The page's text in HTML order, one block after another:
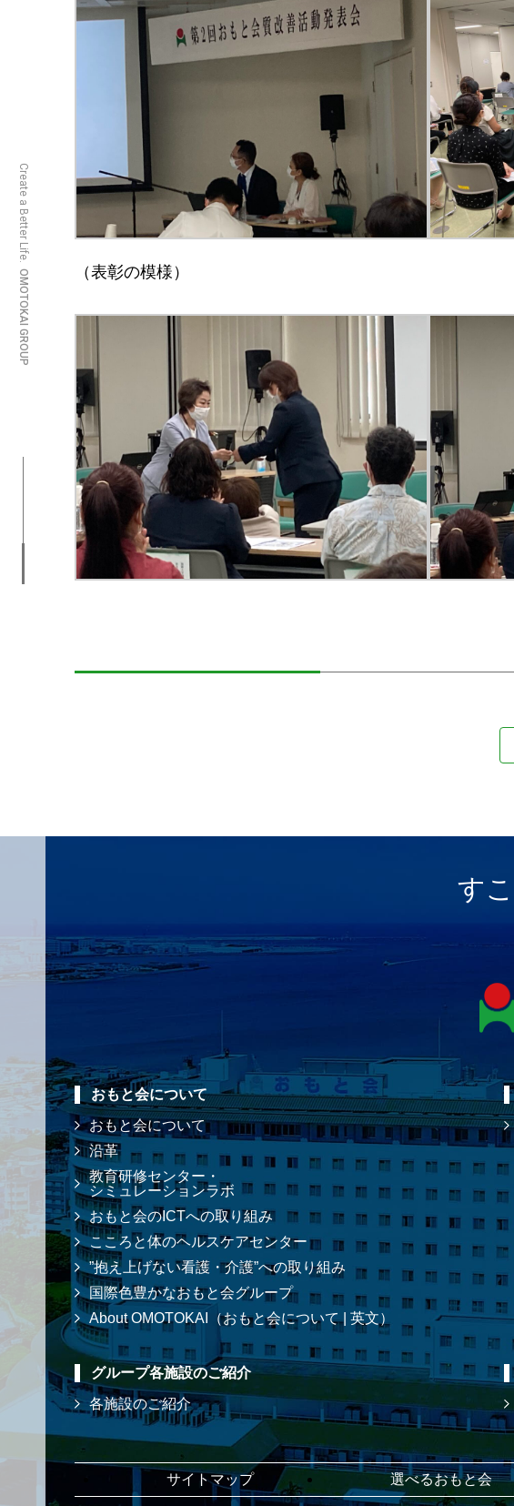
Create a Better Life.
OMOTOKAI GROUP （表彰の模様）
す
おもと会について
おもと会について
沿革
教育研修センター・
シミュレーションラボ
おもと会のICTへの取り組み
こころと体のヘルスケアセンター
”抱え上げない看護・介護”への取り組み
国際色豊かなおもと会グループ
About OMOTOKAI（おもと会について | 英文）
グループ各施設のご紹介
各施設のご紹介
サイトマップ 選べるおもと会